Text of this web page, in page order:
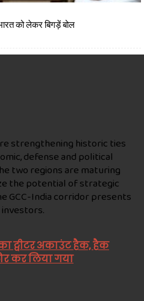
को लेकर बिगड़ें बोल
strengthening historic ties
defense and political
two regions are maturing
the potential of strategic
GCC-India corridor presents
ट्वीटर अकाउंट हैक, हैक
कर लिया गया